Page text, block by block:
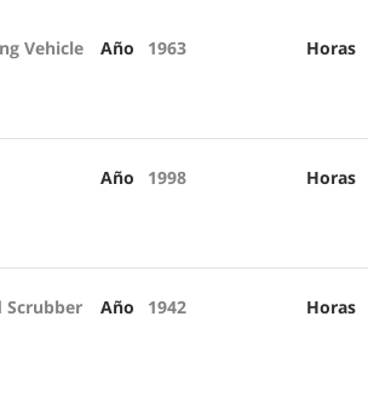
Vehicle Año 1963 Horas
Año 1998 Horas
Scrubber Año 1942 Horas